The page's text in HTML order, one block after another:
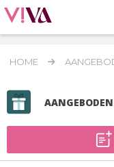
HOME
AANGEBODEN